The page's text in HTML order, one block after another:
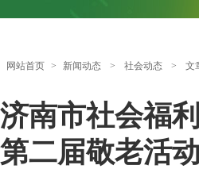
网站首页 > 新闻动态 > 社会动态 > 文
济南市社会福
第二届敬老活